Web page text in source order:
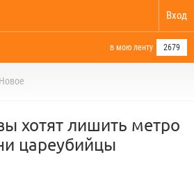
Вход
в мою ленту 2679
Новое
хотят лишить метро
цареубийцы